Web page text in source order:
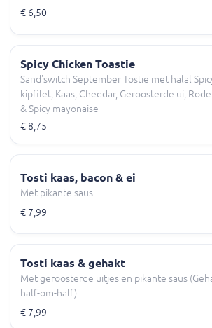
€ 6,50
Spicy Chicken Toastie
Sand'switch September Tostie met halal
kipfilet, Kaas, Cheddar, Geroosterde ui,
& Spicy mayonaise
€ 8,75
Tosti kaas, bacon & ei
Met pikante saus
€ 7,99
Tosti kaas & gehakt
Met geroosterde uitjes en pikante saus
half-om-half)
€ 7,99